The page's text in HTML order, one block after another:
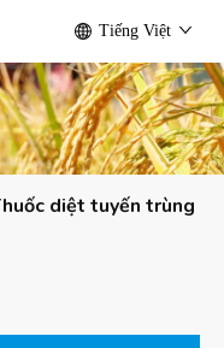
Tiếng Việt
diệt tuyến trùng